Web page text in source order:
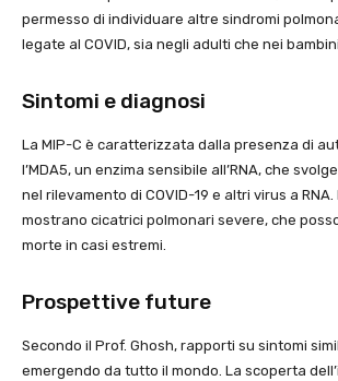
permesso di individuare altre sindromi
legate al COVID, sia negli adulti che nei
Sintomi e diagnosi
La MIP-C è caratterizzata dalla presenza di
l’MDA5, un enzima sensibile all’RNA, che
nel rilevamento di COVID-19 e altri virus a
mostrano cicatrici polmonari severe, che
morte in casi estremi.
Prospettive future
Secondo il Prof. Ghosh, rapporti su sintomi
emergendo da tutto il mondo. La scoperta